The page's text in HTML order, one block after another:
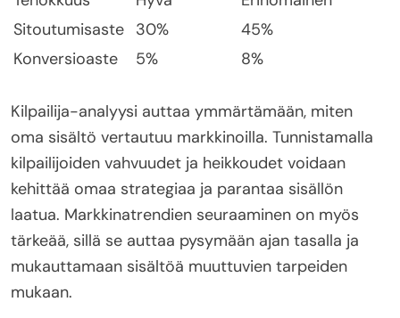
Sitoutumisaste 30%
45%
Konversioaste
5% 8%
Kilpailija-analyysi auttaa ymmärtämään, miten
oma sisältö vertautuu markkinoilla. Tunnistamalla
kilpailijoiden vahvuudet ja heikkoudet voidaan
kehittää omaa strategiaa ja parantaa sisällön
laatua. Markkinatrendien seuraaminen on myös
tärkeää, sillä se auttaa pysymään ajan tasalla ja
mukauttamaan sisältöä muuttuvien tarpeiden
mukaan.